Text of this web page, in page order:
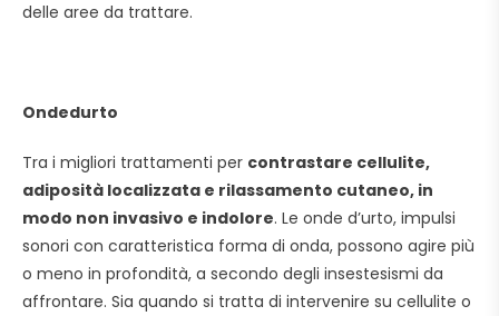
delle aree da trattare.
Ondedurto
Tra i migliori trattamenti per contrastare cellulite,
adiposità localizzata e rilassamento cutaneo, in
modo non invasivo e indolore. Le onde d’urto, impulsi
sonori con caratteristica forma di onda, possono agire più
o meno in profondità, a secondo degli insestesismi da
affrontare. Sia quando si tratta di intervenire su cellulite o